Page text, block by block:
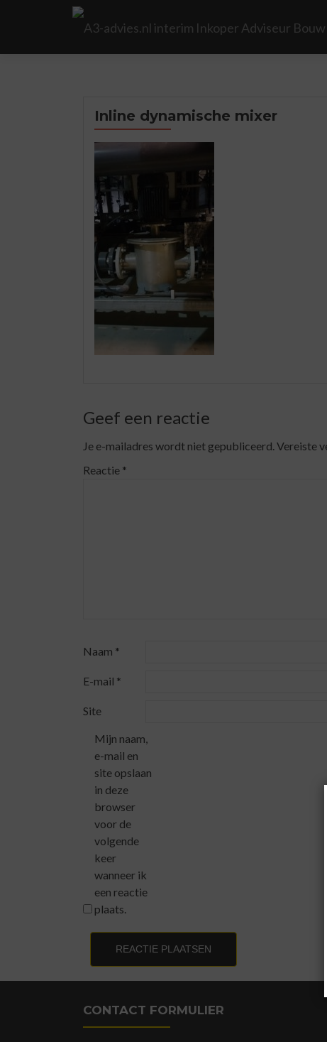
Inline dynamische mixer
Geef een reactie
Je e-mailadres wordt niet gepubliceerd.Vereiste
Reactie *
Naam *
E-mail *
Site
Mijn naam,
e-mail en
site opslaan
in deze
browser
voor de
volgende
keer
wanneer ik
een reactie
plaats.
CONTACT FORMULIER